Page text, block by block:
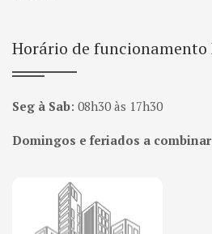
Horário de funcionamento
Seg à Sab: 08h30 às 17h30
Domingos e feriados a combinar
Página inicial